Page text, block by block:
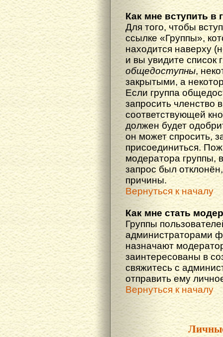
Как мне вступить в
Для того, чтобы
ссылке «Группы»,
находится наверху
и вы увидите список
общедоступны,
закрытыми, а
Если группа
запросить членство
соответствующей
должен будет
он может спросить,
присоединиться.
модератора группы,
запрос был
причины.
Вернуться к началу
Как мне стать
Группы
администраторами
назначают
заинтересованы в
свяжитесь с
отправить ему
Вернуться к началу